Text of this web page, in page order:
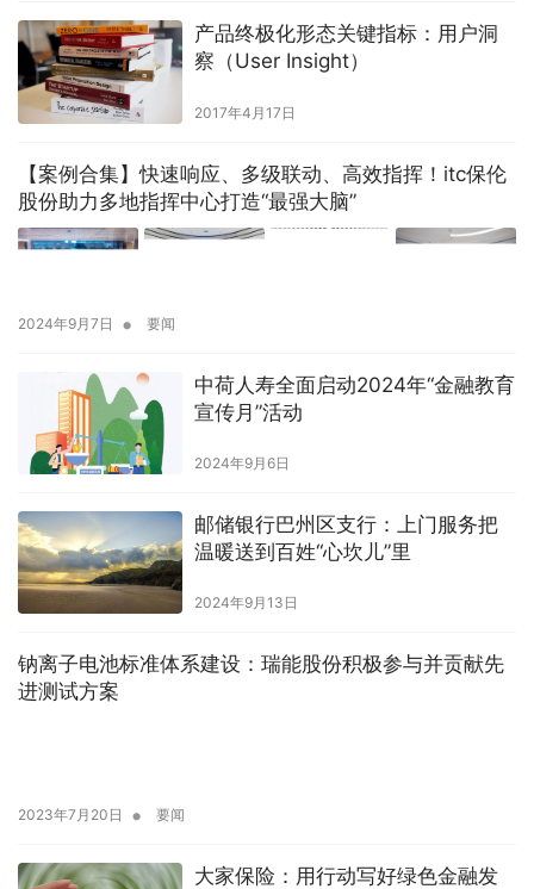
产品终极化形态关键指标：用户洞
察（User Insight）
2017年4月17日
【案例合集】快速响应、多级联动、高效指挥！itc保伦
股份助力多地指挥中心打造“最强大脑”
2024年9月7日 • 要闻
中荷人寿全面启动2024年“金融教育
宣传月”活动
2024年9月6日
邮储银行巴州区支行：上门服务把
温暖送到百姓“心坎儿”里
2024年9月13日
钠离子电池标准体系建设：瑞能股份积极参与并贡献先
进测试方案
2023年7月20日 • 要闻
大家保险：用行动写好绿色金融发